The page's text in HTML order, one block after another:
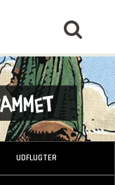
UDFLUGTER